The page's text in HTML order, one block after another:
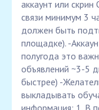
аккаунт или
связи минимум 3
должен быть
площадке). -
полугода это
объявлений ~3-5
быстрее) -
выкладывать